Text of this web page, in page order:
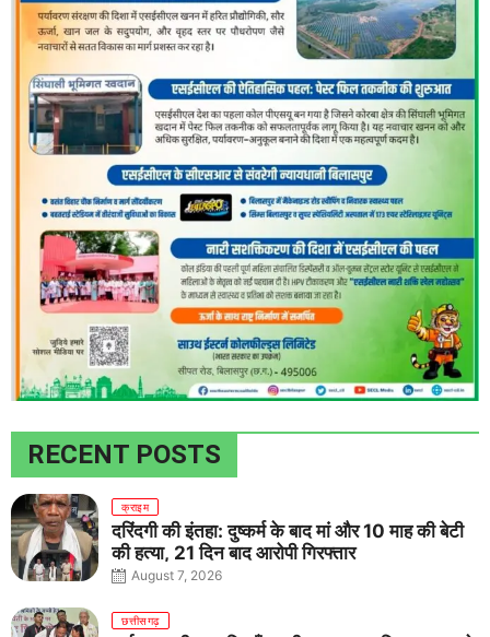
RECENT POSTS
क्राइम
दरिंदगी की इंतहा: दुष्कर्म के बाद मां और 10 माह की बेटी
की हत्या, 21 दिन बाद आरोपी गिरफ्तार
August 7, 2026
छत्तीसगढ़